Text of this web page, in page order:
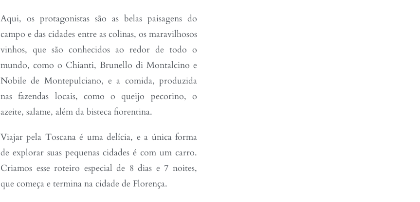
Aqui, os protagonistas são as belas paisagens do
campo e das cidades entre as colinas, os maravilhosos
vinhos, que são conhecidos ao redor de todo o
mundo, como o Chianti, Brunello di Montalcino e
Nobile de Montepulciano, e a comida, produzida
nas fazendas locais, como o queijo pecorino, o
azeite, salame, além da bisteca fiorentina.
Viajar pela Toscana é uma delícia, e a única forma
de explorar suas pequenas cidades é com um carro.
Criamos esse roteiro especial de 8 dias e 7 noites,
que começa e termina na cidade de Florença.